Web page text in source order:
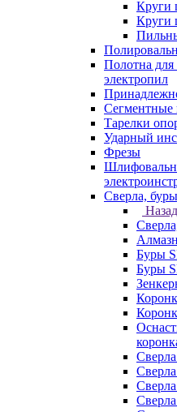
Круги
Круги
Полотна для
электропил
Тарелки
Ударный
Фрезы
Сверла,
Назад
Буры
Буры